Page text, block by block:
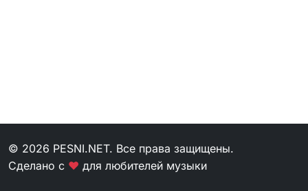
© 2026 PESNI.NET. Все права защищены.
Сделано с ❤ для любителей музыки